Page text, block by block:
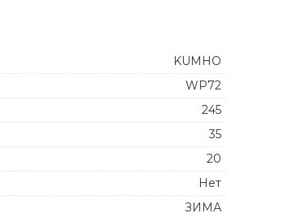
KUMHO
WP72
245
35
20
Нет
ЗИМА